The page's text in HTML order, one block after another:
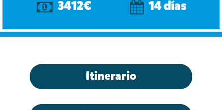
3412€ 14 días
Itinerario